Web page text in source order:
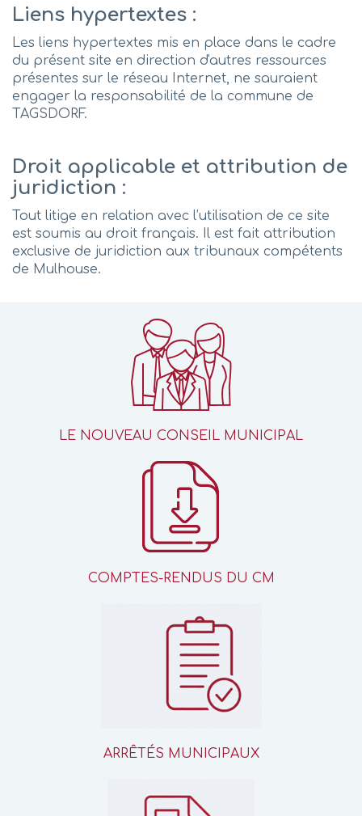
Liens hypertextes :
Les liens hypertextes mis en place dans le cadre
du présent site en direction d'autres ressources
présentes sur le réseau Internet, ne sauraient
engager la responsabilité de la commune de
TAGSDORF.
Droit applicable et attribution de
juridiction :
Tout litige en relation avec l’utilisation de ce site
est soumis au droit français. Il est fait attribution
exclusive de juridiction aux tribunaux compétents
de Mulhouse.
LE NOUVEAU CONSEIL MUNICIPAL
COMPTES-RENDUS DU CM
ARRÊTÉS MUNICIPAUX